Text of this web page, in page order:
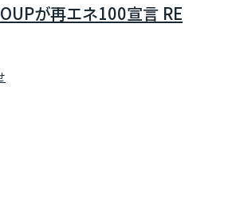
が再エネ100宣言 RE